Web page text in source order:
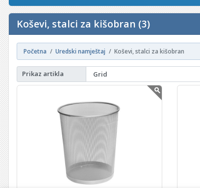
Koševi, stalci za kišobran (3)
Početna Uredski namještaj Koševi, stalci za kišobran
Prikaz artikla